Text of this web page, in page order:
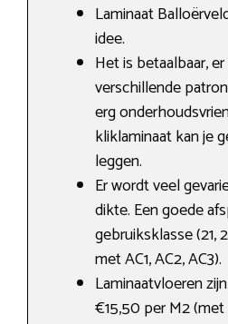
Laminaat
idee.
Het is betaalbaar,
verschillende
erg
kliklaminaat kan je
leggen.
Er wordt veel
dikte. Een goede
gebruiksklasse (21,
met AC1, AC2, AC3).
Laminaatvloeren
€15,50 per M2